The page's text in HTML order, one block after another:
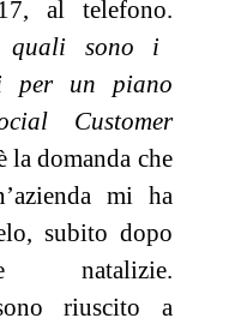
al telefono.
quali sono i
per un piano
Customer
la domanda che
mi ha
subito dopo
natalizie.
riuscito a